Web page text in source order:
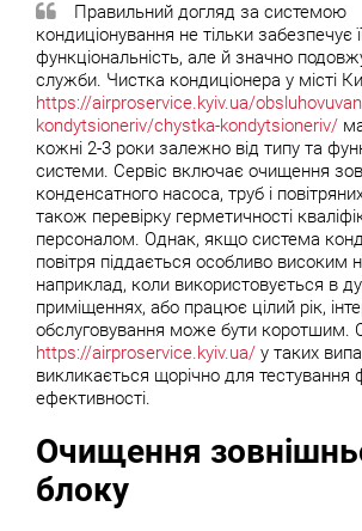
Правильний догляд за системою
кондиціонування не тільки забезпечує
функціональність, але й значно
служби. Чистка кондиціонера у місті
https://airproservice.kyiv.ua/
kondytsioneriv/chystka-kondytsioneriv/
кожні 2-3 роки залежно від типу та
системи. Сервіс включає очищення
конденсатного насоса, труб і
також перевірку герметичності
персоналом. Однак, якщо система
повітря піддається особливо високим
наприклад, коли використовується в
приміщеннях, або працює цілий рік,
обслуговування може бути коротшим.
https://airproservice.kyiv.ua/ у таких
викликається щорічно для тестування
ефективності.
Очищення
блоку